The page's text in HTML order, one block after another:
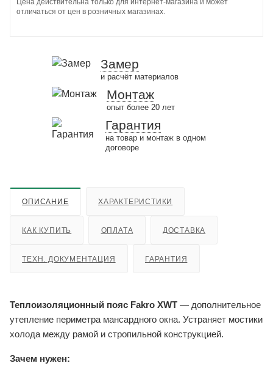
отличаться от цен в розничных магазинах.
Замер
и расчёт материалов
Монтаж
опыт более 20 лет
Гарантия
на товар и монтаж в одном
договоре
ОПИСАНИЕ ХАРАКТЕРИСТИКИ
КАК КУПИТЬ ОПЛАТА ДОСТАВКА
ТЕХН. ДОКУМЕНТАЦИЯ ГАРАНТИЯ
Теплоизоляционный пояс Fakro XWT — дополнительное
утепление периметра мансардного окна. Устраняет мостики
холода между рамой и стропильной конструкцией.
Зачем нужен: